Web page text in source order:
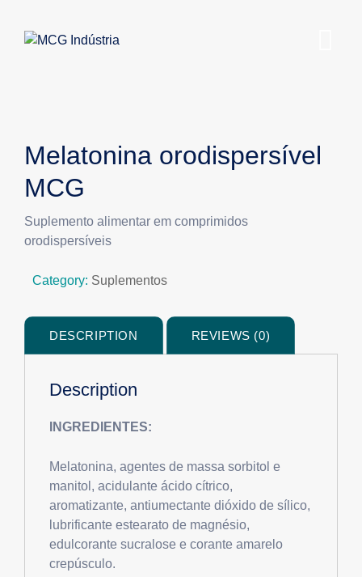
Melatonina orodispersível
MCG
Suplemento alimentar em comprimidos
orodispersíveis
Category: Suplementos
DESCRIPTION REVIEWS (0)
Description
INGREDIENTES:
Melatonina, agentes de massa sorbitol e
manitol, acidulante ácido cítrico,
aromatizante, antiumectante dióxido de sílico,
lubrificante estearato de magnésio,
edulcorante sucralose e corante amarelo
crepúsculo.